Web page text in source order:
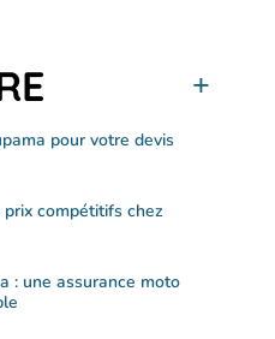
pour votre devis
compétitifs chez
: une assurance moto